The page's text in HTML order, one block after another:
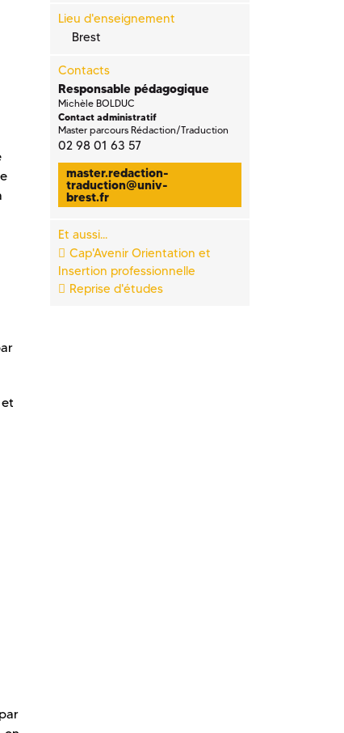
Lieu d'enseignement
Brest
Contacts
Responsable pédagogique
Michèle BOLDUC
Contact administratif
Master parcours Rédaction/Traduction
02 98 01 63 57
master.redaction-
traduction@univ-
brest.fr
Et aussi...
Cap'Avenir Orientation et
Insertion professionnelle
Reprise d'études